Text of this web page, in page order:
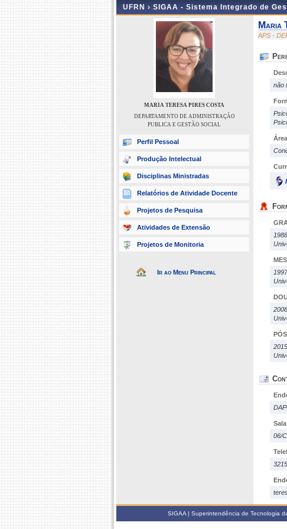
UFRN › SIGAA - Sistema Integrado de
MARIA TERESA PIRES COSTA
DEPARTAMENTO DE ADMINISTRAÇÃO
PUBLICA E GESTÃO SOCIAL
Perfil Pessoal
Produção Intelectual
Disciplinas Ministradas
Relatórios de Atividade Docente
Projetos de Pesquisa
Atividades de Extensão
Projetos de Monitoria
Ir ao Menu Principal
Maria
APS -
não
Sala
06/
SIGAA | Superintendência de Tecnologia